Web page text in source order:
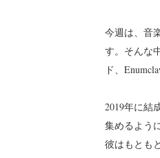
今週は、音
す。そんな
ド、
2019年に結
集めるよう
彼はもとも